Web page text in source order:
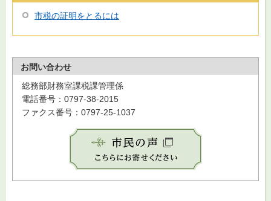
市税の証明をとるには
お問い合わせ
総務部財務室課税課管理係
電話番号：0797-38-2015
ファクス番号：0797-25-1037